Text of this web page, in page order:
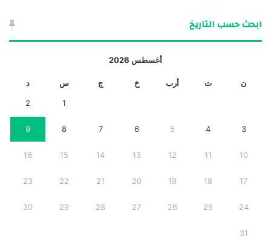
ابحث حسب التاريخ
أغسطس 2026
ن ث أرب خ ج س د
1
2
3
4
5
6
7
8
9
10
11
12
13
14
15
16
17
18
19
20
21
22
23
24
25
26
27
28
29
30
31